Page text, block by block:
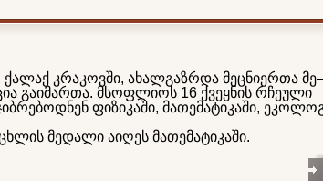
კრაკოვში, ახალგაზრდა მეცნიერთა
გაიმართა. მსოფლიოს 16 ქვეყნის რჩეული
ფიზიკაში, მათემატიკაში,
მედალი აიღეს მათემატიკაში.